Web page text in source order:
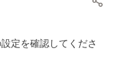
定を確認してくださ